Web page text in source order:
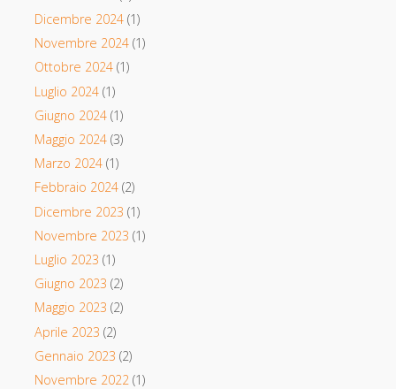
Dicembre 2024(1)
Novembre 2024(1)
Ottobre 2024(1)
Luglio 2024(1)
Giugno 2024(1)
Maggio 2024(3)
Marzo 2024(1)
Febbraio 2024(2)
Dicembre 2023 (1)
Novembre 2023 (1)
Luglio 2023 (1)
Giugno 2023 (2)
Maggio 2023 (2)
Aprile 2023 (2)
Gennaio 2023 (2)
Novembre 2022(1)